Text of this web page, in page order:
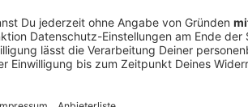
Person
dazu über­ge­gan­gen,auch
abzu­si­chern. Lest euch deswe­gen